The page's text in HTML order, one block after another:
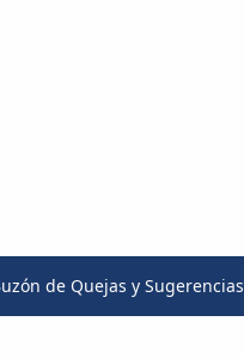
de Quejas y Sugerencias